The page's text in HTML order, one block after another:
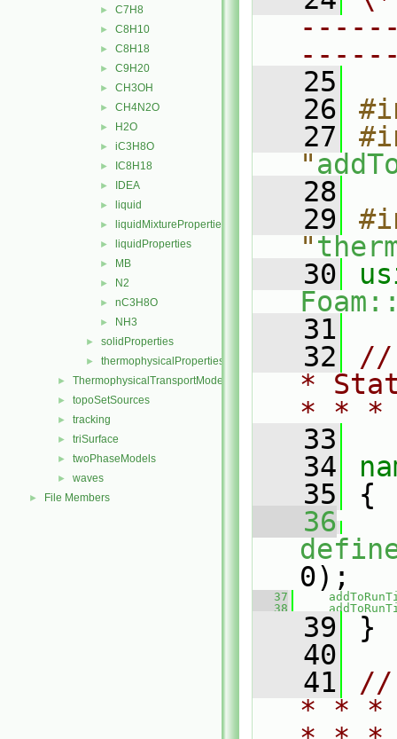
► C7H8
► C8H10
► C8H18
► C9H20
► CH3OH
► CH4N2O
► H2O
► iC3H8O
► IC8H18
► IDEA
► liquid
► liquidMixtureProperties
► liquidProperties
► MB
► N2
► nC3H8O
► NH3
► solidProperties
► thermophysicalProperties
► ThermophysicalTransportModels
► topoSetSources
► tracking
► triSurface
► twoPhaseModels
► waves
► File Members
   25
   26
   27
"
   28
   29
"
   30
   31
   32
//
*
* *
   33
   34
   35
{
   36
0);
   37
   38
   39
}
   40
   41
//
* * *